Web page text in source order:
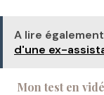
A lire
d'une ex-
Mon test en